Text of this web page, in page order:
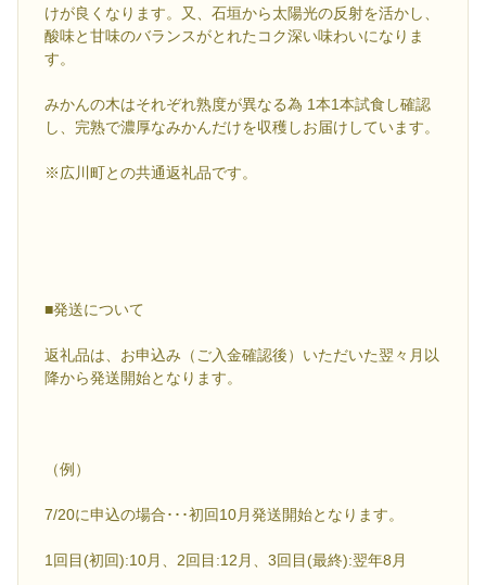
けが良くなります。又、石垣から太陽光の反射を活かし、
酸味と甘味のバランスがとれたコク深い味わいになりま
す。
みかんの木はそれぞれ熟度が異なる為 1本1本試食し確認
し、完熟で濃厚なみかんだけを収穫しお届けしています。
※広川町との共通返礼品です。
■発送について
返礼品は、お申込み（ご入金確認後）いただいた翌々月以
降から発送開始となります。
（例）
7/20に申込の場合･･･初回10月発送開始となります。
1回目(初回):10月、2回目:12月、3回目(最終):翌年8月